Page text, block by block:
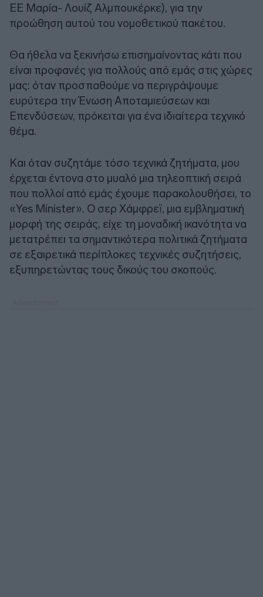
ΕΕ Μαρία- Λουίζ Αλμπουκέρκε), για την
προώθηση αυτού του νομοθετικού πακέτου.
Θα ήθελα να ξεκινήσω επισημαίνοντας κάτι που
είναι προφανές για πολλούς από εμάς στις χώρες
μας: όταν προσπαθούμε να περιγράψουμε
ευρύτερα την Ένωση Αποταμιεύσεων και
Επενδύσεων, πρόκειται για ένα ιδιαίτερα τεχνικό
θέμα.
Και όταν συζητάμε τόσο τεχνικά ζητήματα, μου
έρχεται έντονα στο μυαλό μια τηλεοπτική σειρά
που πολλοί από εμάς έχουμε παρακολουθήσει, το
«Yes Minister». Ο σερ Χάμφρεϊ, μια εμβληματική
μορφή της σειράς, είχε τη μοναδική ικανότητα να
μετατρέπει τα σημαντικότερα πολιτικά ζητήματα
σε εξαιρετικά περίπλοκες τεχνικές συζητήσεις,
εξυπηρετώντας τους δικούς του σκοπούς.